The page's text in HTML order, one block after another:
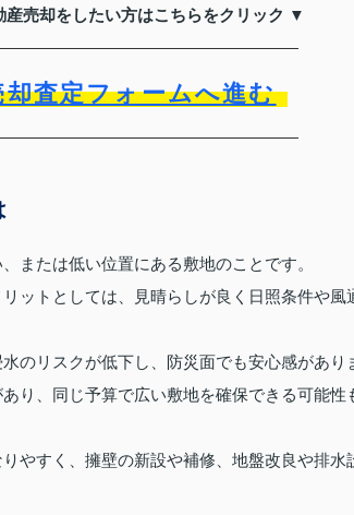
売却をしたい方はこちらをクリック ▼
却査定フォームへ進む
または低い位置にある敷地のことです。
ットとしては、見晴らしが良く日照条件や風
のリスクが低下し、防災面でも安心感があり
り、同じ予算で広い敷地を確保できる可能性
やすく、擁壁の新設や補修、地盤改良や排水